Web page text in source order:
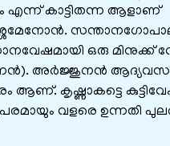
എന്ന് കാട്ടിതന്ന ആളാണ്‌
ഒരു മിനുക്ക്‌
അര്‍ജ്ജുനന്‍
ആണ്‌. കൃഷ്ണാകട്ടെ
വളരെ ഉന്നതി